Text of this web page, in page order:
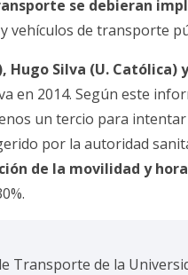
se debieran
vehículos de transporte
Hugo Silva (U. Católica)
en 2014. Según este
un tercio para
por la autoridad
de la movilidad y
Transporte de la